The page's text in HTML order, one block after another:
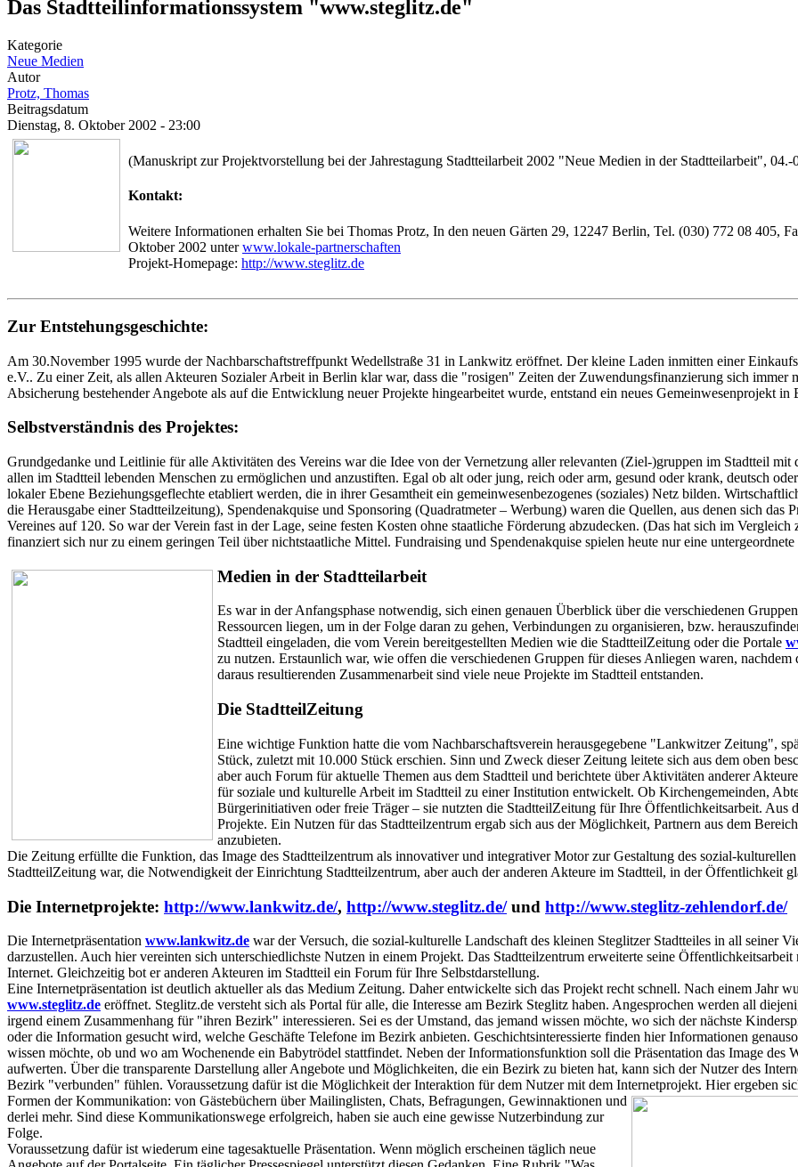
Das Stadtteilinformationssystem "www.steglitz.de"
Kategorie
Neue Medien
Autor
Protz, Thomas
Beitragsdatum
Dienstag, 8. Oktober 2002 - 23:00
(Manuskript zur Projektvorstellung bei der Jahrestagung Stadtteilarbeit 2002 "Neue Medien in der Stadtteilarbeit",
Kontakt:
Weitere Informationen erhalten Sie bei Thomas Protz, In den neuen Gärten 29, 12247 Berlin, Tel. (030) 772 08 405,
Oktober 2002 unterwww.lokale-partnerschaften
Projekt-Homepage: http://www.steglitz.de
Zur Entstehungsgeschichte:
Am 30.November 1995 wurde der Nachbarschaftstreffpunkt Wedellstraße 31 in Lankwitz eröffnet. Der kleine Laden inmitten einer
e.V.. Zu einer Zeit, als allen Akteuren Sozialer Arbeit in Berlin klar war, dass die "rosigen" Zeiten der Zuwendungsfinanzierung sich immer
Absicherung bestehender Angebote als auf die Entwicklung neuer Projekte hingearbeitet wurde, entstand ein neues Gemeinwesenprojekt
Selbstverständnis des Projektes:
Grundgedanke und Leitlinie für alle Aktivitäten des Vereins war die Idee von der Vernetzung aller relevanten (Ziel-)gruppen im Stadtteil mit
allen im Stadtteil lebenden Menschen zu ermöglichen und anzustiften. Egal ob alt oder jung, reich oder arm, gesund oder krank, deutsch
lokaler Ebene Beziehungsgeflechte etabliert werden, die in ihrer Gesamtheit ein gemeinwesenbezogenes (soziales) Netz bilden.
die Herausgabe einer Stadtteilzeitung), Spendenakquise und Sponsoring (Quadratmeter – Werbung) waren die Quellen, aus denen sich das
Vereines auf 120. So war der Verein fast in der Lage, seine festen Kosten ohne staatliche Förderung abzudecken. (Das hat sich im
finanziert sich nur zu einem geringen Teil über nichtstaatliche Mittel. Fundraising und Spendenakquise spielen heute nur eine
Medien in der Stadtteilarbeit
Es war in der Anfangsphase notwendig, sich einen genauen Überblick über die verschiedenen
Ressourcen liegen, um in der Folge daran zu gehen, Verbindungen zu organisieren, bzw.
Stadtteil eingeladen, die vom Verein bereitgestellten Medien wie die StadtteilZeitung oder die Portale
zu nutzen. Erstaunlich war, wie offen die verschiedenen Gruppen für dieses Anliegen waren,
daraus resultierenden Zusammenarbeit sind viele neue Projekte im Stadtteil entstanden.
Die StadtteilZeitung
Eine wichtige Funktion hatte die vom Nachbarschaftsverein herausgegebene "Lankwitzer Zeitung",
Stück, zuletzt mit 10.000 Stück erschien. Sinn und Zweck dieser Zeitung leitete sich aus dem oben
aber auch Forum für aktuelle Themen aus dem Stadtteil und berichtete über Aktivitäten anderer
für soziale und kulturelle Arbeit im Stadtteil zu einer Institution entwickelt. Ob Kirchengemeinden,
Bürgerinitiativen oder freie Träger – sie nutzten die StadtteilZeitung für Ihre Öffentlichkeitsarbeit. Aus
Projekte. Ein Nutzen für das Stadtteilzentrum ergab sich aus der Möglichkeit, Partnern aus dem
anzubieten.
Die Zeitung erfüllte die Funktion, das Image des Stadtteilzentrum als innovativer und integrativer Motor zur Gestaltung des sozial-
StadtteilZeitung war, die Notwendigkeit der Einrichtung Stadtteilzentrum, aber auch der anderen Akteure im Stadtteil, in der Öffentlichkeit
Die Internetprojekte: http://www.lankwitz.de/, http://www.steglitz.de/und http://www.steglitz-zehlendorf.de/
Die Internetpräsentation www.lankwitz.de war der Versuch, die sozial-kulturelle Landschaft des kleinen Steglitzer Stadtteiles in all seiner
darzustellen. Auch hier vereinten sich unterschiedlichste Nutzen in einem Projekt. Das Stadtteilzentrum erweiterte seine
Internet. Gleichzeitig bot er anderen Akteuren im Stadtteil ein Forum für Ihre Selbstdarstellung.
Eine Internetpräsentation ist deutlich aktueller als das Medium Zeitung. Daher entwickelte sich das Projekt recht schnell. Nach einem Jahr
www.steglitz.de eröffnet. Steglitz.de versteht sich als Portal für alle, die Interesse am Bezirk Steglitz haben. Angesprochen werden all
irgend einem Zusammenhang für "ihren Bezirk" interessieren. Sei es der Umstand, das jemand wissen möchte, wo sich der nächste
oder die Information gesucht wird, welche Geschäfte Telefone im Bezirk anbieten. Geschichtsinteressierte finden hier Informationen
wissen möchte, ob und wo am Wochenende ein Babytrödel stattfindet. Neben der Informationsfunktion soll die Präsentation das Image des
aufwerten. Über die transparente Darstellung aller Angebote und Möglichkeiten, die ein Bezirk zu bieten hat, kann sich der Nutzer des
Bezirk "verbunden" fühlen. Voraussetzung dafür ist die Möglichkeit der Interaktion für dem Nutzer mit dem Internetprojekt. Hier ergeben
Formen der Kommunikation: von Gästebüchern über Mailinglisten, Chats, Befragungen, Gewinnaktionen und
derlei mehr. Sind diese Kommunikationswege erfolgreich, haben sie auch eine gewisse Nutzerbindung zur
Folge.
Voraussetzung dafür ist wiederum eine tagesaktuelle Präsentation. Wenn möglich erscheinen täglich neue